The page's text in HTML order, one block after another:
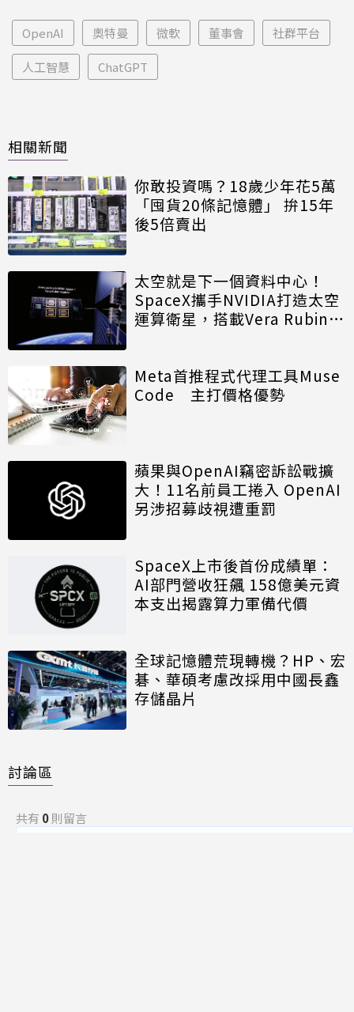
OpenAI 奧特曼 微軟 董事會 社群平台
人工智慧 ChatGPT
相關新聞
你敢投資嗎？18歲少年花5萬
「囤貨20條記憶體」 拚15年
後5倍賣出
太空就是下一個資料中心！
SpaceX攜手NVIDIA打造太空
運算衛星，搭載Vera Rubin運
Meta首推程式代理工具Muse
Code 主打價格優勢
蘋果與OpenAI竊密訴訟戰擴
大！11名前員工捲入 OpenAI
另涉招募歧視遭重罰
SpaceX上市後首份成績單：
AI部門營收狂飆 158億美元資
本支出揭露算力軍備代價
全球記憶體荒現轉機？HP、宏
碁、華碩考慮改採用中國長鑫
存儲晶片
討論區
共有 0則留言